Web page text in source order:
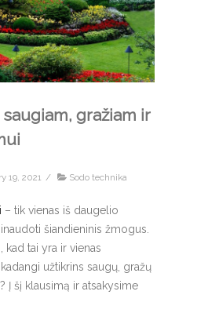
gražiam ir
19, 2021 / Sodo technika
– tik vienas iš daugelio
šiandieninis žmogus.
kad tai yra ir vienas
užtikrins saugų, gražų
Į šį klausimą ir atsakysime